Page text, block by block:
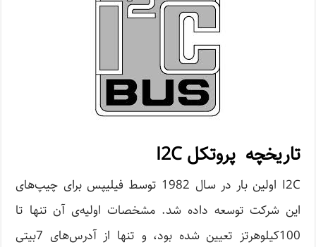
تاریخچه پروتکل I2C
I2C اولین بار در سال 1982 توسط فیلیپس برای چیپ‌های
این شرکت توسعه داده شد. مشخصات اولیه‌ی آن تنها تا
100کیلوهرتز تعیین شده بود، و تنها از آدرس‌های 7بیتی